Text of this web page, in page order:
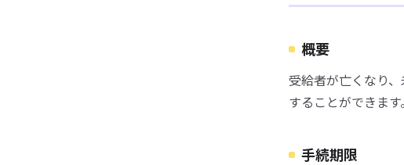
概要
受給者が亡くなり
することができます。
手続期限